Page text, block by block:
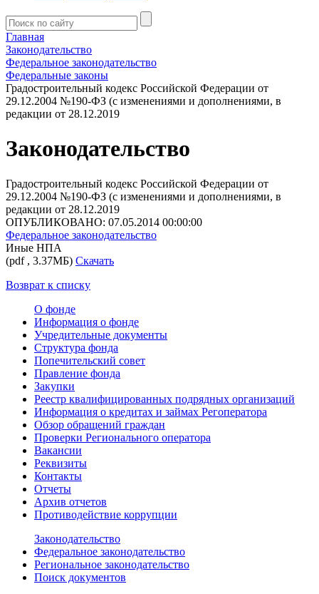
Главная
Законодательство
Федеральное законодательство
Федеральные законы
Градостроительный кодекс Российской Федерации от
29.12.2004 №190-ФЗ (с изменениями и дополнениями, в
редакции от 28.12.2019
Законодательство
Градостроительный кодекс Российской Федерации от
29.12.2004 №190-ФЗ (с изменениями и дополнениями, в
редакции от 28.12.2019
ОПУБЛИКОВАНО: 07.05.2014 00:00:00
Федеральное законодательство
Иные НПА
(pdf , 3.37МБ) Скачать
Возврат к списку
О фонде
Информация о фонде
Учредительные документы
Структура фонда
Попечительский совет
Правление фонда
Закупки
Реестр квалифицированных подрядных организаций
Информация о кредитах и займах Регоператора
Обзор обращений граждан
Проверки Регионального оператора
Вакансии
Реквизиты
Контакты
Отчеты
Архив отчетов
Противодействие коррупции
Законодательство
Федеральное законодательство
Региональное законодательство
Поиск документов